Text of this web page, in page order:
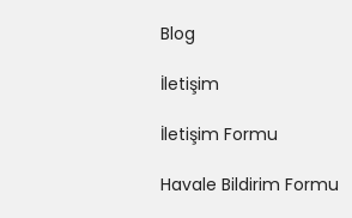
Blog
İletişim
İletişim Formu
Havale Bildirim Formu